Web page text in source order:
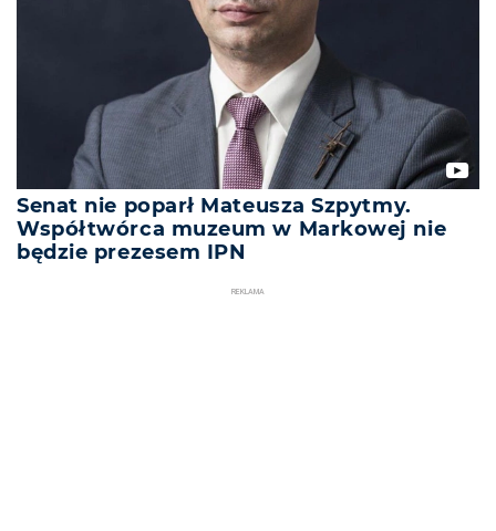
Senat nie poparł Mateusza Szpytmy.
Współtwórca muzeum w Markowej nie
będzie prezesem IPN
REKLAMA